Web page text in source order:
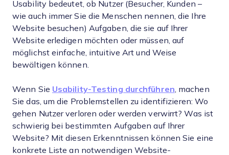
Usability bedeutet, ob Nutzer (Besucher, Kunden –
wie auch immer Sie die Menschen nennen, die Ihre
Website besuchen) Aufgaben, die sie auf Ihrer
Website erledigen möchten oder müssen, auf
möglichst einfache, intuitive Art und Weise
bewältigen können.
Wenn Sie Usability-Testing durchführen , machen
Sie das, um die Problemstellen zu identifizieren: Wo
gehen Nutzer verloren oder werden verwirrt? Was ist
schwierig bei bestimmten Aufgaben auf Ihrer
Website? Mit diesen Erkenntnissen können Sie eine
konkrete Liste an notwendigen Website-